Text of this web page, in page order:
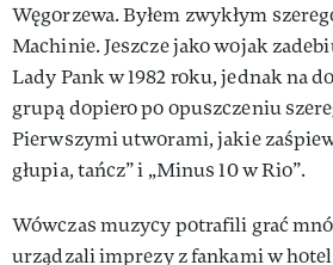
Węgorzewa. Byłem zwykłym
Machinie. Jeszcze jako wojak
Lady Pank w 1982 roku, jednak na
grupą dopiero po opuszczeniu
Pierwszymi utworami, jakie
głupia, tańcz” i „Minus 10 w Rio”.
Wówczas muzycy potrafili grać
urządzali imprezy z fankami w